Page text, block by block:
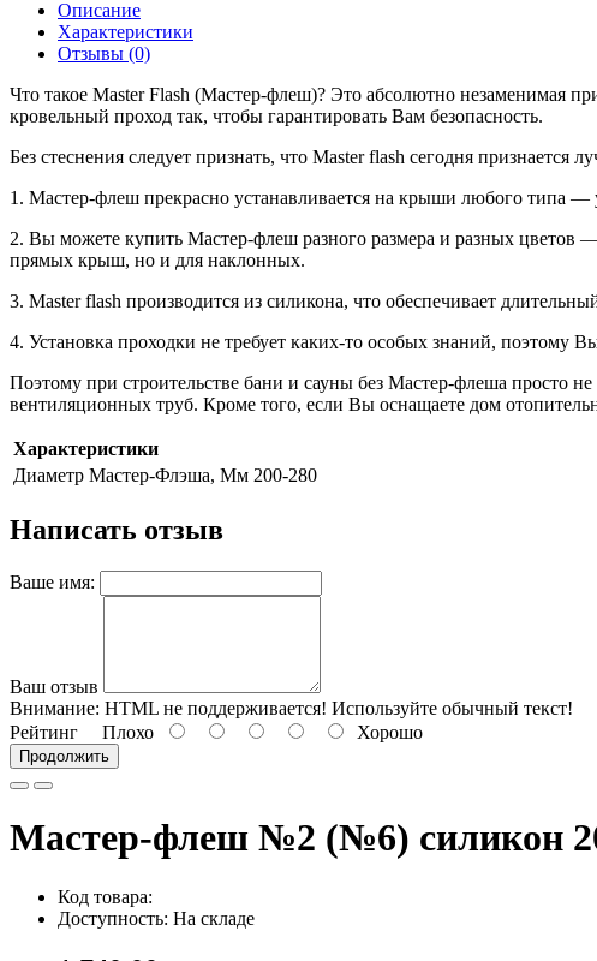
Описание
Характеристики
Отзывы (0)
Что такое Master Flash (Мастер-флеш)? Это абсолютно незаменимая
кровельный проход так, чтобы гарантировать Вам безопасность.
Без стеснения следует признать, что Master flash сегодня
1. Мастер-флеш прекрасно устанавливается на крыши любого типа
2. Вы можете купить Мастер-флеш разного размера и разных цветов
прямых крыш, но и для наклонных.
3. Master flash производится из силикона, что обеспечивает
4. Установка проходки не требует каких-то особых знаний, поэтому
Поэтому при строительстве бани и сауны без Мастер-флеша просто
вентиляционных труб. Кроме того, если Вы оснащаете дом
Характеристики
Диаметр Мастер-Флэша, Мм 200-280
Написать отзыв
Ваше имя:
Ваш отзыв
Внимание: HTML не поддерживается! Используйте обычный текст!
Рейтинг Плохо Хорошо
Продолжить
Мастер-флеш №2 (№6) силикон
Код товара:
Доступность: На складе